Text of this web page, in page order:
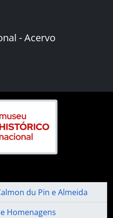
- Acervo
du Pin e Almeida
Homenagens